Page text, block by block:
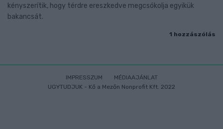
kényszerítik, hogy térdre ereszkedve megcsókolja egyikük
bakancsát.
1 hozzászólás
IMPRESSZUM
MÉDIAAJÁNLAT
UGYTUDJUK - Kő a Mezőn Nonprofit Kft. 2022